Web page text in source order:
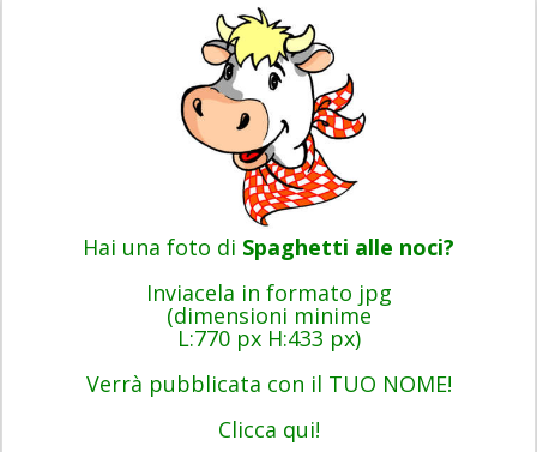
Hai una foto di Spaghetti alle noci?
Inviacela in formato jpg
(dimensioni minime
L:770 px H:433 px)
Verrà pubblicata con il TUO NOME!
Clicca qui!